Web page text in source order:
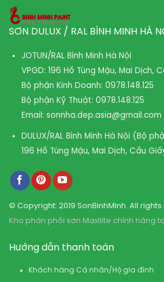
SƠN DULUX / RAL BÌNH MINH HÀ
JOTUN/RAL Bình Minh Hà Nội
VPGD: 196 Hồ Tùng Mậu, Mai Dịch,
Bộ phận Kinh Doanh: 0978.148.125
Bộ phận Kỹ Thuật: 0978.148.125
Email: sonnha.dep.asia@gmail.com
DULUX/RAL Bình Minh Hà Nội (Bộ
196 Hồ Tùng Mậu, Mai Dịch, Cầu
© Copyright: 2019 SonBinhMinh. All
Kho phân phối sơn Maxilite chính hãng
Hướng dẫn thanh toán
Khách hàng Cá nhân/Hộ gia đình